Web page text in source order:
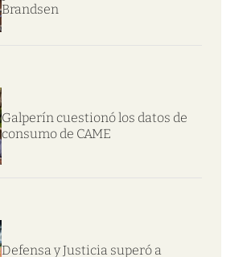
Brandsen
Galperín cuestionó los datos de
consumo de CAME
Defensa y Justicia superó a